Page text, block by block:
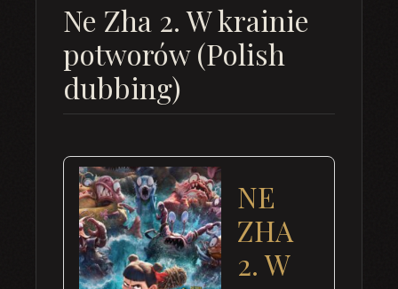
Ne Zha 2. W krainie
potworów (Polish
dubbing)
NE
ZHA
2. W